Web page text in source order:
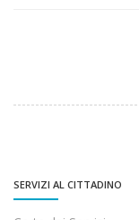
SERVIZI AL CITTADINO